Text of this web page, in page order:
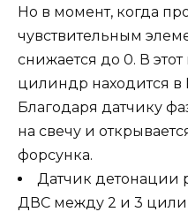
Но в момент, когда
чувствительным
снижается до 0. В
цилиндр находится в
Благодаря датчику
на свечу и
форсунка.
Датчик детонации
ДВС между 2 и 3